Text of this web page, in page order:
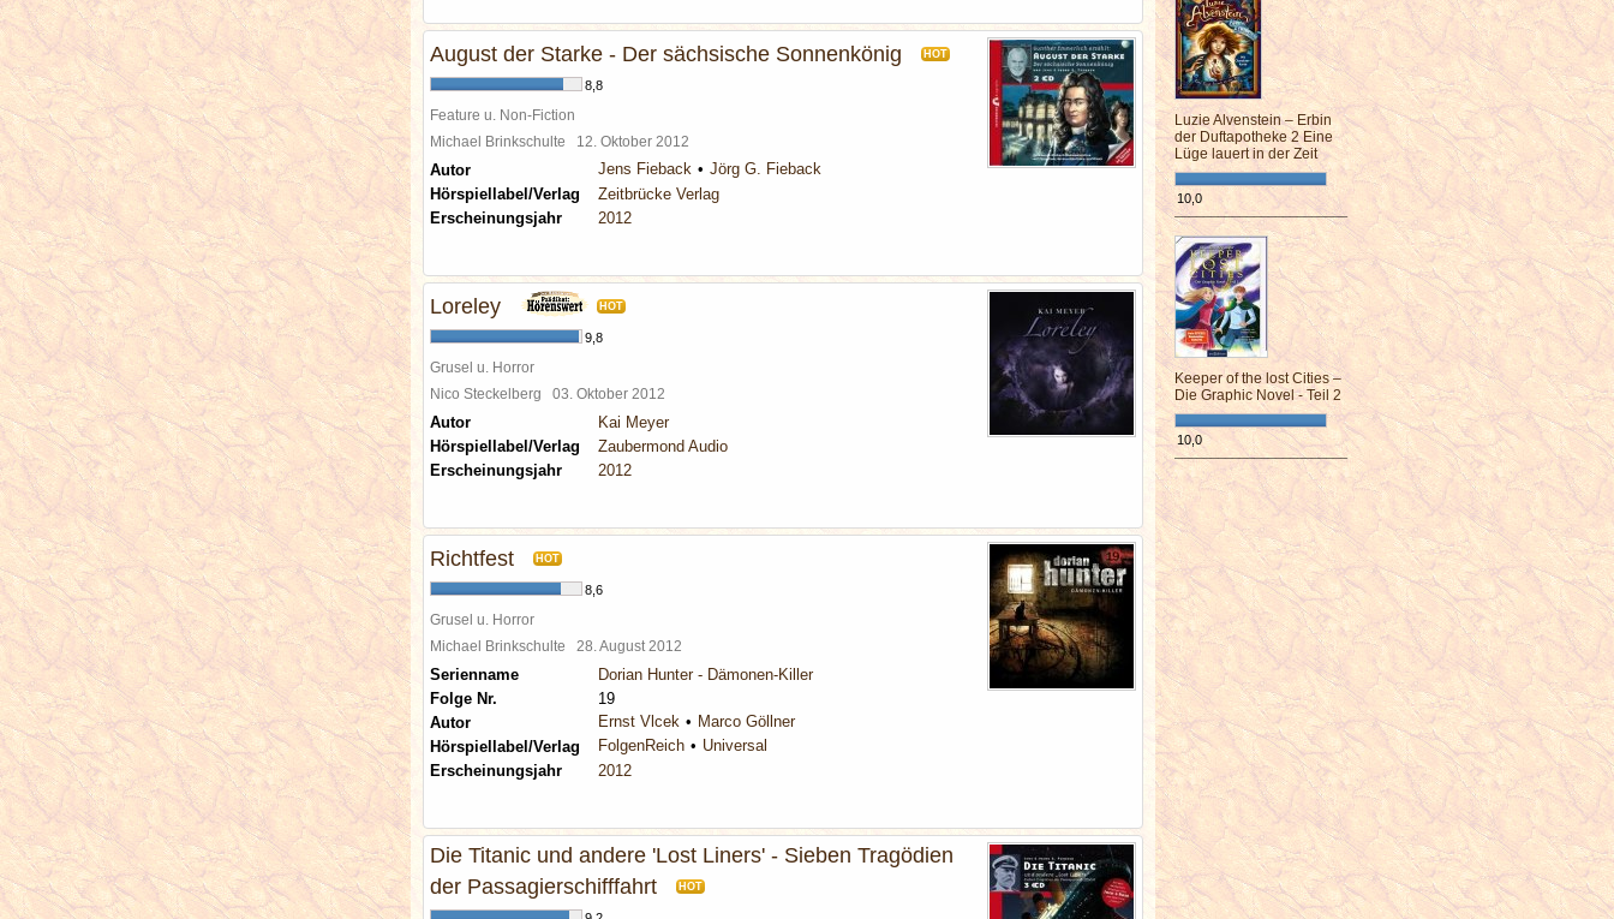
August der Starke - Der sächsische Sonnenkönig HOT
8,8
Feature u. Non-Fiction
Michael Brinkschulte 12. Oktober 2012
Autor Jens Fieback
Jörg G. Fieback
Hörspiellabel/Verlag
Zeitbrücke Verlag
Erscheinungsjahr
2012
Loreley HOT
9,8
Grusel u. Horror
Nico Steckelberg 03. Oktober 2012
Autor
Kai Meyer
Hörspiellabel/Verlag
Zaubermond Audio
Erscheinungsjahr
2012
Richtfest HOT
8,6
Grusel u. Horror
Michael Brinkschulte 28. August 2012
Serienname
Dorian Hunter - Dämonen-Killer
Folge Nr.
19
Autor
Ernst Vlcek
Marco Göllner
Hörspiellabel/Verlag
FolgenReich
Universal
Erscheinungsjahr
2012
Die Titanic und andere 'Lost Liners' - Sieben Tragödien
der Passagierschifffahrt
HOT
Luzie Alvenstein – Erbin
der Duftapotheke 2 Eine
Lüge lauert in der Zeit
10,0
¯¯¯¯¯¯¯¯¯¯¯¯¯¯¯¯¯¯¯¯¯¯¯¯
Keeper of the lost Cities –
Die Graphic Novel - Teil 2
10,0
¯¯¯¯¯¯¯¯¯¯¯¯¯¯¯¯¯¯¯¯¯¯¯¯